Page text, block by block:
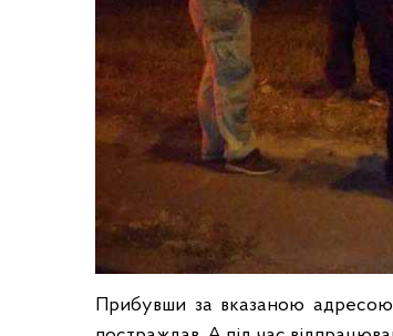
Прибувши за вказаною адресою,